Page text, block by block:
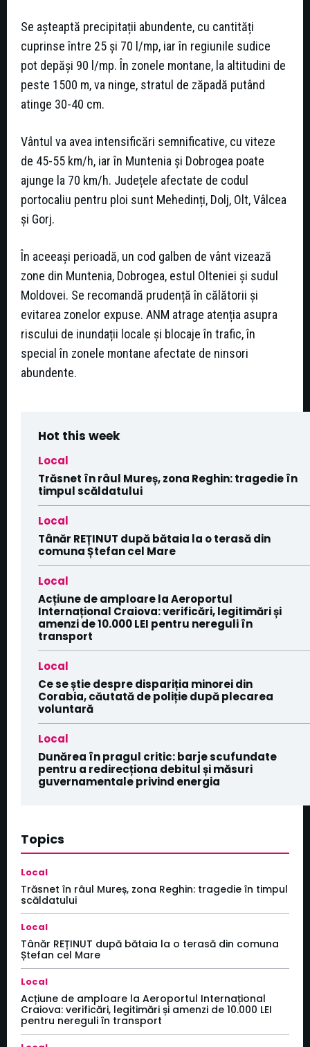
Se așteaptă precipitații abundente, cu cantități
cuprinse între 25 și 70 l/mp, iar în regiunile sudice
pot depăși 90 l/mp. În zonele montane, la altitudini de
peste 1500 m, va ninge, stratul de zăpadă putând
atinge 30-40 cm.
Vântul va avea intensificări semnificative, cu viteze
de 45-55 km/h, iar în Muntenia și Dobrogea poate
ajunge la 70 km/h. Județele afectate de codul
portocaliu pentru ploi sunt Mehedinți, Dolj, Olt, Vâlcea
și Gorj.
În aceeași perioadă, un cod galben de vânt vizează
zone din Muntenia, Dobrogea, estul Olteniei și sudul
Moldovei. Se recomandă prudență în călătorii și
evitarea zonelor expuse. ANM atrage atenția asupra
riscului de inundații locale și blocaje în trafic, în
special în zonele montane afectate de ninsori
abundente.
Hot this week
Local
Trăsnet în râul Mureș, zona Reghin: tragedie în
timpul scăldatului
Local
Tânăr REȚINUT după bătaia la o terasă din
comuna Ștefan cel Mare
Local
Acțiune de amploare la Aeroportul
Internațional Craiova: verificări, legitimări și
amenzi de 10.000 LEI pentru nereguli în
transport
Local
Ce se știe despre dispariția minorei din
Corabia, căutată de poliție după plecarea
voluntară
Local
Dunărea în pragul critic: barje scufundate
pentru a redirecționa debitul și măsuri
guvernamentale privind energia
Topics
Local
Trăsnet în râul Mureș, zona Reghin: tragedie în timpul
scăldatului
Local
Tânăr REȚINUT după bătaia la o terasă din comuna
Ștefan cel Mare
Local
Acțiune de amploare la Aeroportul Internațional
Craiova: verificări, legitimări și amenzi de 10.000 LEI
pentru nereguli în transport